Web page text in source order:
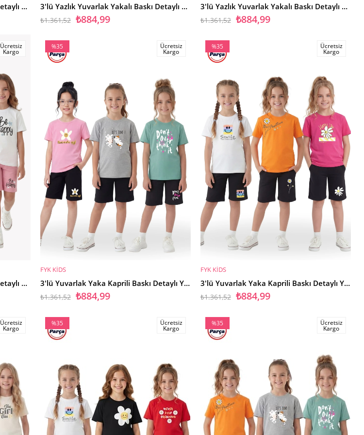
3'lü Yazlık Yuvarlak Yakalı Baskı Detaylı Kaprili 6 Parça Kız Çocuk Alt Üst Takım 3'lü Yazlık Yuvarlak Yakalı Baskı Detaylı Kaprili 6 Parça Kız Çocuk Alt Üst Takım
₺884,99
₺1.361,52
3'lü Yazlık Yuvarlak Yakalı Baskı Detaylı Kaprili 6 Parça Kız Çocuk Alt Üst Takım
₺884,99
₺1.361,52
Ücretsiz
Kargo
3'lü Yazlık Yuvarlak Yakalı Baskı Detaylı Kaprili 6 Parça Kız Çocuk Alt Üst Takım
SEPETE EKLE
%35
İndirim
Ücretsiz
Kargo
FYK KİDS
3'lü Yuvarlak Yaka Kaprili Baskı Detaylı Yazlık Kız Çocuk 6 Parça Alt Üst Takım
₺884,99
₺1.361,52
SEPETE EKLE
%35
İndirim
Ücretsiz
Kargo
FYK KİDS
3'lü Yuvarlak Yaka Kaprili Baskı Detaylı Yazlık Kız Çocuk 6 Parça Alt Üst Takım
₺884,99
₺1.361,52
Ücretsiz
Kargo
%35
İndirim
Ücretsiz
Kargo
%35
İndirim
Ücretsiz
Kargo